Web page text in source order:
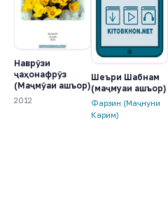
Наврӯзи
ҷаҳонафрӯз
(Маҷмӯаи ашъор)
2012
Шеъри Шабнам
(маҷмуаи ашъор)
Фарзин (Маҷнуни
Карим)